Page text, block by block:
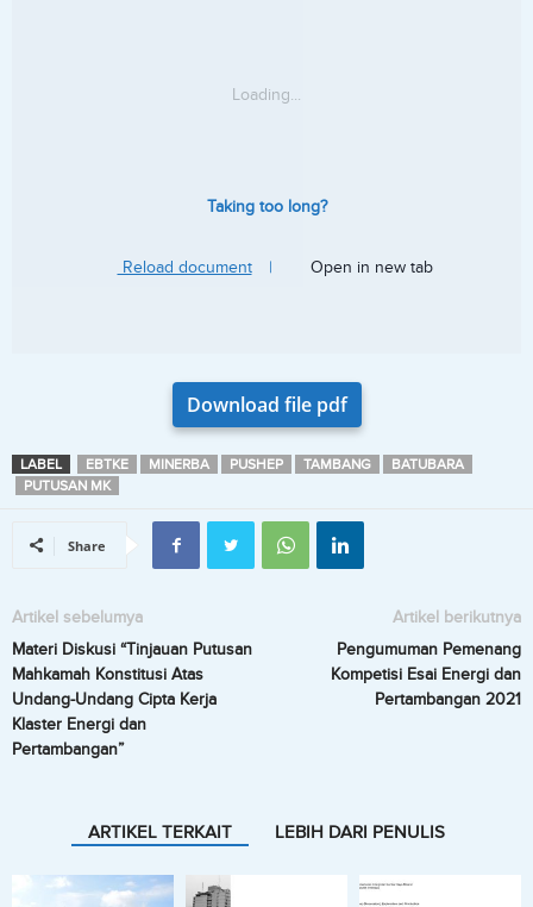
Loading...
Taking too long?
Reload document | Open in new tab
Download file pdf
LABEL EBTKE MINERBA PUSHEP TAMBANG
BATUBARA
PUTUSAN MK
Share
Artikel sebelumya
Materi Diskusi “Tinjauan Putusan
Mahkamah Konstitusi Atas
Undang-Undang Cipta Kerja
Klaster Energi dan
Pertambangan”
Artikel berikutnya
Pengumuman Pemenang
Kompetisi Esai Energi dan
Pertambangan 2021
ARTIKEL TERKAIT LEBIH DARI PENULIS